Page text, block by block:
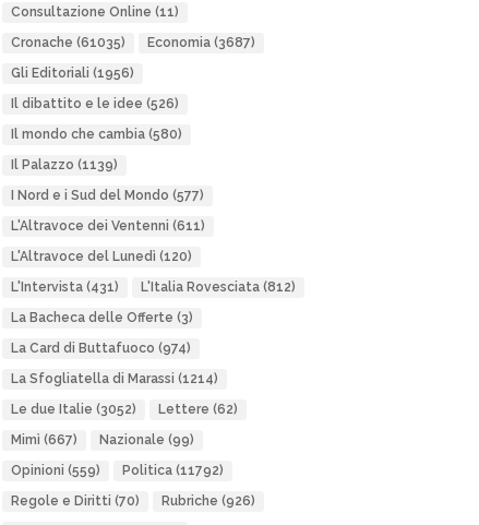
Consultazione Online (11)
Cronache (61035) Economia(3687)
Gli Editoriali (1956)
Il dibattito e le idee (526)
Il mondo che cambia(580)
Il Palazzo (1139)
I Nord e i Sud del Mondo (577)
L'Altravoce dei Ventenni (611)
L'Altravoce del Lunedì (120)
L'Intervista(431) L'Italia Rovesciata(812)
La Bacheca delle Offerte (3)
La Card di Buttafuoco (974)
La Sfogliatella di Marassi (1214)
Le due Italie (3052) Lettere (62)
Mimì (667) Nazionale (99)
Opinioni (559) Politica(11792)
Regole e Diritti (70) Rubriche (926)